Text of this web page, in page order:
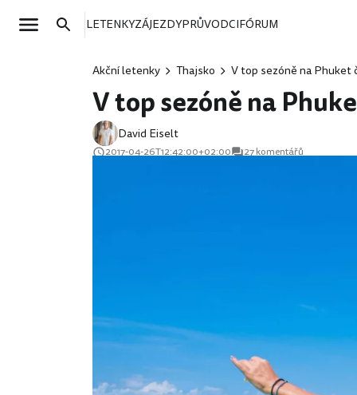
LETENKYZÁJEZDYPRŮVODCIFÓRUM
Akční letenky Thajsko V top sezóně na Phuket
V top sezóně na
David Eiselt
2017-04-26T12:42:00+02:00 27 komentářů